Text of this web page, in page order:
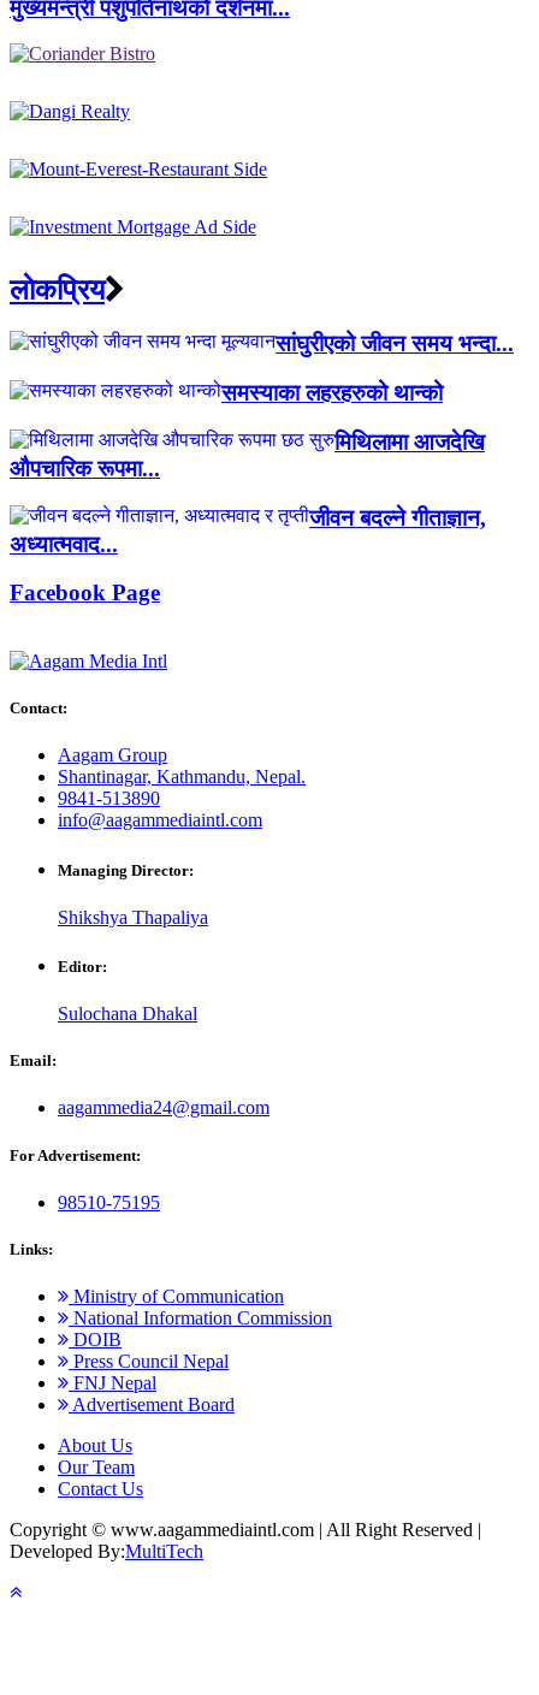
मुख्यमन्त्री पशुपतिनाथको दर्शनमा...
लाेकप्रिय
सांघुरीएको जीवन समय भन्दा...
समस्याका लहरहरुको थान्को
मिथिलामा आजदेखि
औपचारिक रूपमा...
जीवन बदल्ने गीताज्ञान,
अध्यात्मवाद...
Facebook Page
Contact:
Aagam Group
Shantinagar, Kathmandu, Nepal.
9841-513890
info@aagammediaintl.com
Managing Director:
Shikshya Thapaliya
Editor:
Sulochana Dhakal
Email:
aagammedia24@gmail.com
For Advertisement:
98510-75195
Links:
Ministry of Communication
National Information Commission
DOIB
Press Council Nepal
FNJ Nepal
Advertisement Board
About Us
Our Team
Contact Us
Copyright © www.aagammediaintl.com | All Right Reserved |
Developed By:MultiTech